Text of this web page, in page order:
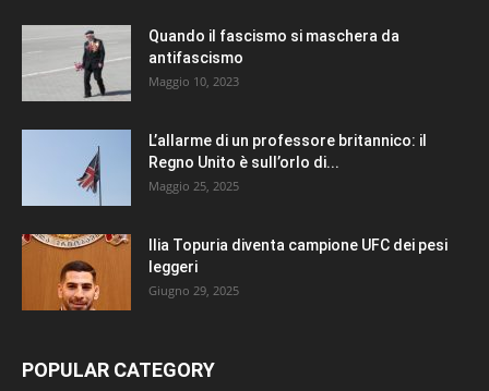
Quando il fascismo si maschera da
antifascismo
Maggio 10, 2023
L’allarme di un professore britannico: il
Regno Unito è sull’orlo di...
Maggio 25, 2025
Ilia Topuria diventa campione UFC dei pesi
leggeri
Giugno 29, 2025
POPULAR CATEGORY